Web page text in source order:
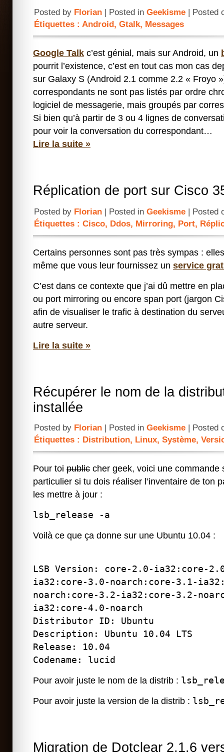
Posted by Florian | Posted in Geekisme | Posted
Étiquettes : Android, Gtalk, Messages
Google Talk c’est génial, mais sur Android, un
pourrit l’existence, c’est en tout cas mon cas
sur Galaxy S (Android 2.1 comme 2.2 « Froyo
correspondants ne sont pas listés par ordre
logiciel de messagerie, mais groupés par
Si bien qu’à partir de 3 ou 4 lignes de
pour voir la conversation du correspondant…
Lire la suite »
Réplication de port sur Cisco
Posted by Florian | Posted in Geekisme | Posted
Étiquettes : Cisco, Ddos, Mirroring, Port,
Certains personnes sont pas très sympas :
même que vous leur fournissez un service
C’est dans ce contexte que j’ai dû mettre en
ou port mirroring ou encore span port (jargon
afin de visualiser le trafic à destination du
autre serveur.
Lire la suite »
Récupérer le nom de la
installée
Posted by Florian | Posted in Geekisme | Posted
Étiquettes : Distribution, Linux, Système,
Pour toi public cher geek, voici une commande
particulier si tu dois réaliser l’inventaire de ton
les mettre à jour :
lsb_release -a
Voilà ce que ça donne sur une Ubuntu 10.04 :
LSB Version: core-2.0-ia32:core-
ia32:core-3.0-noarch:core-3.1-
noarch:core-3.2-ia32:core-3.2-
ia32:core-4.0-noarch
Distributor ID: Ubuntu
Description: Ubuntu 10.04 LTS
Release: 10.04
Codename: lucid
Pour avoir juste le nom de la distrib :
Pour avoir juste la version de la distrib :
Migration de Dotclear 2.1.6